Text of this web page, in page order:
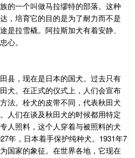
的一个叫做马拉缪特的部落。这种
，培育它的目的是为了耐力而不是
是拉雪橇。阿拉斯加犬有着安静、
心。
，现在是日本的国犬。过去只有
犬。在正式的仪式上，人们会宣布
法。栓犬的皮带不同，代表秋田犬
人们在谈及秋田犬的时候都用特定
人照料，这个人穿着与被照料的犬
年，日本着手保护纯种犬。1931年7
国家的象征。在世界各地，它现在